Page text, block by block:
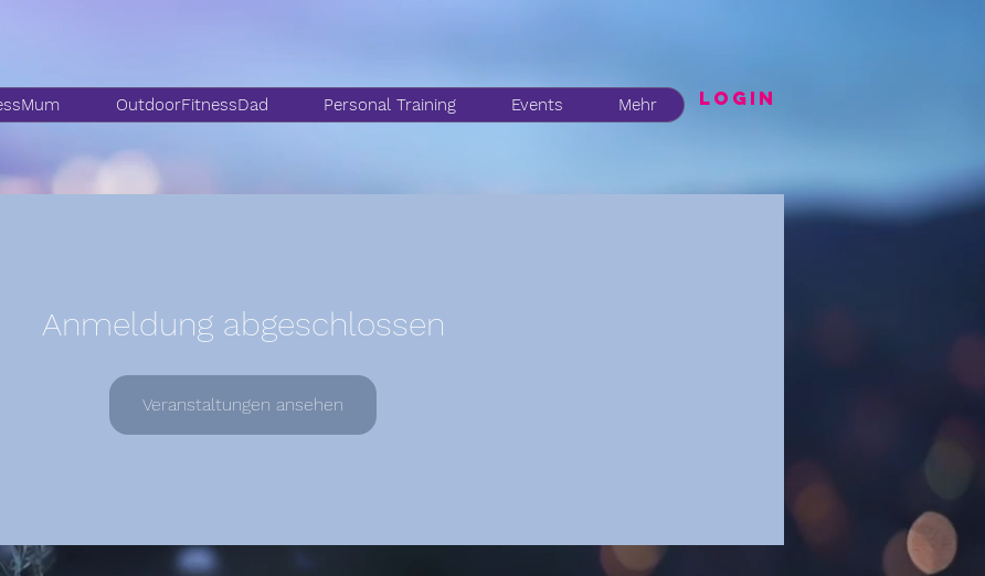
OutdoorFitnessDad Personal Training Events Mehr LogIN
Anmeldung abgeschlossen
Veranstaltungen ansehen